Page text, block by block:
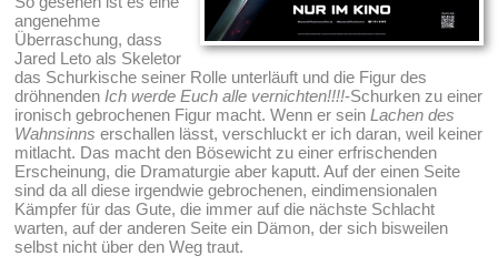
angenehme
Überraschung, dass
Jared Leto als Skeletor
das Schurkische seiner Rolle unterläuft und die Figur des
dröhnenden Ich werde Euch alle vernichten!!!!-Schurken zu einer
ironisch gebrochenen Figur macht. Wenn er seinLachen des
Wahnsinns erschallen lässt, verschluckt er ich daran, weil keiner
mitlacht. Das macht den Bösewicht zu einer erfrischenden
Erscheinung, die Dramaturgie aber kaputt. Auf der einen Seite
sind da all diese irgendwie gebrochenen, eindimensionalen
Kämpfer für das Gute, die immer auf die nächste Schlacht
warten, auf der anderen Seite ein Dämon, der sich bisweilen
selbst nicht über den Weg traut.